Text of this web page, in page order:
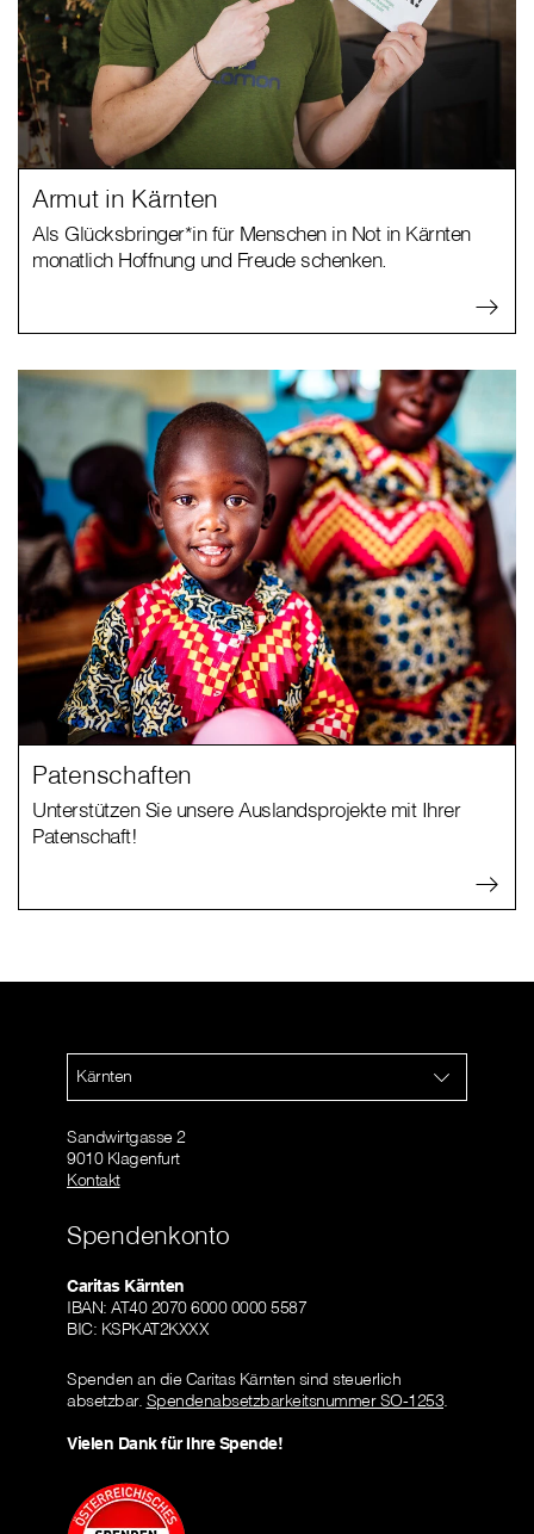
Armut in Kärnten
Als Glücksbringer*in für Menschen in Not in Kärnten
monatlich Hoffnung und Freude schenken.
Patenschaften
Unterstützen Sie unsere Auslandsprojekte mit Ihrer
Patenschaft!
Kärnten
Sandwirtgasse 2
9010 Klagenfurt
Kontakt
Spendenkonto
Caritas Kärnten
IBAN: AT40 2070 6000 0000 5587
BIC: KSPKAT2KXXX
Spenden an die Caritas Kärnten sind steuerlich
absetzbar. Spendenabsetzbarkeitsnummer SO-1253.
Vielen Dank für Ihre Spende!